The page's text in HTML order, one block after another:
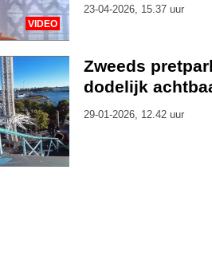
VIDEO
23-04-2026, 15.37 uur
Zweeds
dodelijk
29-01-2026, 12.42 uur